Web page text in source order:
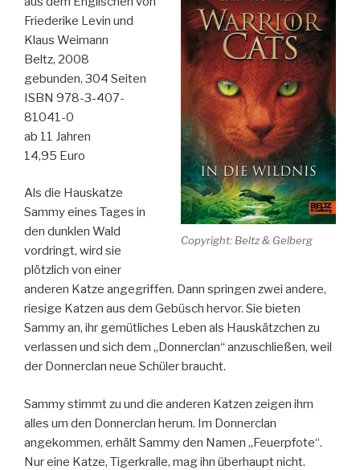
Copyright: Beltz & Gelberg
Friederike Levin und
Klaus Weimann
Beltz, 2008
gebunden, 304 Seiten
ISBN 978-3-407-
81041-0
ab 11 Jahren
14,95 Euro
Als die Hauskatze
Sammy eines Tages in
den dunklen Wald
vordringt, wird sie
plötzlich von einer
anderen Katze angegriffen. Dann springen zwei andere,
riesige Katzen aus dem Gebüsch hervor. Sie bieten
Sammy an, ihr gemütliches Leben als Hauskätzchen zu
verlassen und sich dem „Donnerclan“ anzuschließen, weil
der Donnerclan neue Schüler braucht.
Sammy stimmt zu und die anderen Katzen zeigen ihm
alles um den Donnerclan herum. Im Donnerclan
angekommen, erhält Sammy den Namen „Feuerpfote“.
Nur eine Katze, Tigerkralle, mag ihn überhaupt nicht.